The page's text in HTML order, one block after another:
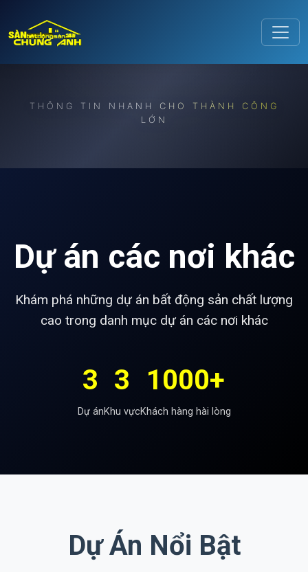
THÔNG TIN NHANH CHO THÀNH CÔNG
LỚN
Dự án các nơi khác
Khám phá những dự án bất động sản chất lượng
cao trong danh mục dự án các nơi khác
3
Dự án
3
Khu vực
1000+
Khách hàng hài lòng
Dự Án Nổi Bật